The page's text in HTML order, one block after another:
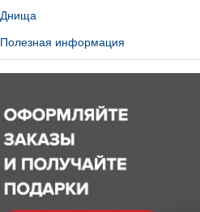
Днища
Полезная информация